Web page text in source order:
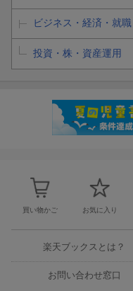
ビジネス・経済・就職
投資・株・資産運用
買い物かご お気に入り
楽天ブックスとは？
お問い合わせ窓口